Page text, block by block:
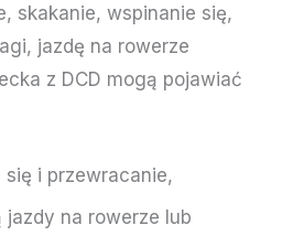
skakanie, wspinanie się,
jazdę na rowerze
z DCD mogą pojawiać
i przewracanie,
na rowerze lub